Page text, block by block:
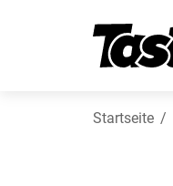
Startseite